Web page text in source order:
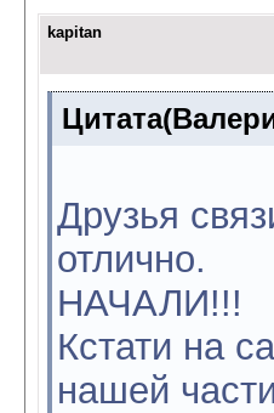
kapitan
Друзья
отлично.
НАЧАЛИ!!!
Кстати на
нашей